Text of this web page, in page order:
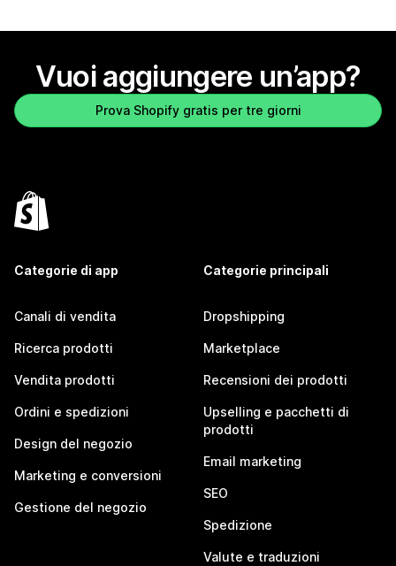
Vuoi aggiungere un’app?
Prova Shopify gratis per tre giorni
Categorie di app
Canali di vendita
Ricerca prodotti
Vendita prodotti
Ordini e spedizioni
Design del negozio
Marketing e conversioni
Gestione del negozio
Categorie principali
Dropshipping
Marketplace
Recensioni dei prodotti
Upselling e pacchetti di
prodotti
Email marketing
SEO
Spedizione
Valute e traduzioni